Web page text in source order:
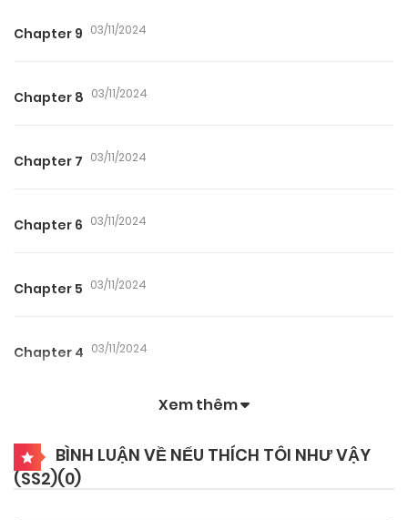
Chapter 9 03/11/2024
Chapter 8 03/11/2024
Chapter 7 03/11/2024
Chapter 6 03/11/2024
Chapter 5 03/11/2024
Chapter 4 03/11/2024
Chapter 2
Xem thêm
BÌNH LUẬN VỀ NẾU THÍCH TÔI NHƯ VẬY
(SS2)(0)